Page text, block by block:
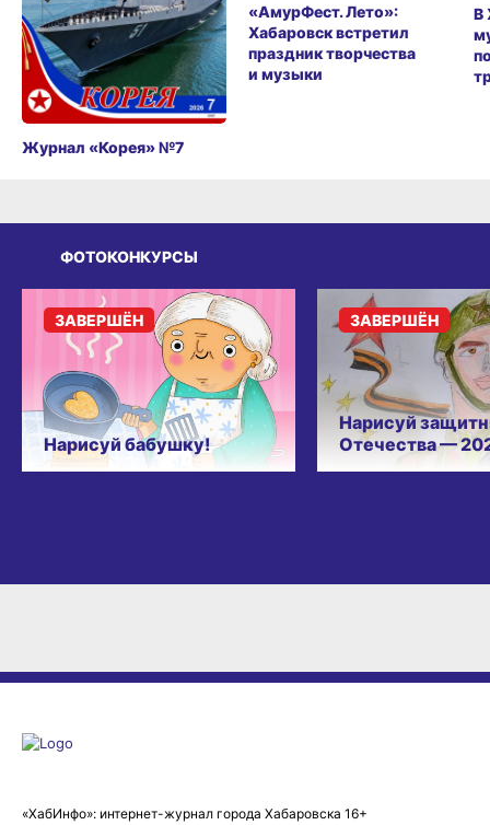
Журнал «Корея» №7
«АмурФест. Лето»:
Хабаровск встретил
праздник творчества
и музыки
В
ФОТОКОНКУРСЫ
Нарисуй бабушку!
ЗАВЕРШЁН
Нарисуй
Отечества —
ЗАВЕРШЁН
«ХабИнфо»: интернет-журнал города Хабаровска 16+